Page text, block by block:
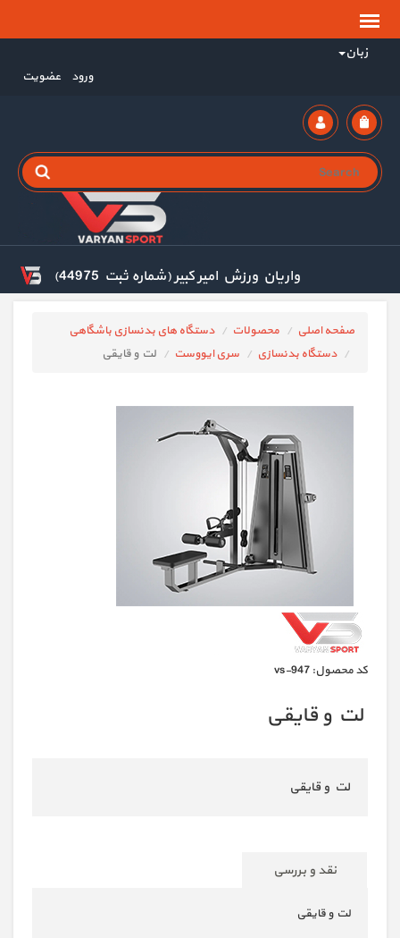
زبان
ورود عضویت
واریان ورزش امیر کبیر (شماره ثبت 44975)
صفحه اصلی محصولات
دستگاه های بدنسازی باشگاهی
دستگاه بدنسازی
سری ایووست لت و قایقی
كد محصول: vs-947
لت و قایقی
لت و قایقی
نقد و بررسی
لت و قایقی